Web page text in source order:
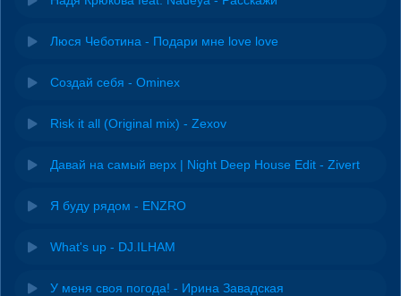
Люся Чеботина - Подари мне love love
Создай себя - Ominex
Risk it all (Original mix) - Zexov
Давай на самый верх | Night Deep House Edit - Zivert
Я буду рядом - ENZRO
What's up - DJ.ILHAM
У меня своя погода! - Ирина Завадская